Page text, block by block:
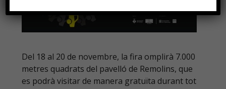
Del 18 al 20 de novembre, la fira omplirà 7.000
metres quadrats del pavelló de Remolins, que
es podrà visitar de manera gratuïta durant tot